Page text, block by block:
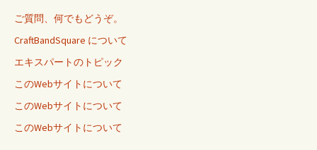
ご質問、何でもどうぞ。
CraftBandSquare について
エキスパートのトピック
このWebサイトについて
このWebサイトについて
このWebサイトについて